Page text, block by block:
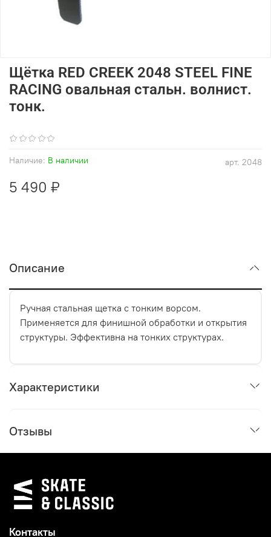
арт. 2048
Наличие: В наличии
Щётка RED CREEK 2048 STEEL FINE
RACING овальная стальн. волнист.
тонк.
5 490 ₽
Описание
Ручная стальная щетка с тонким ворсом.
Применяется для финишной обработки и открытия
структуры. Эффективна на тонких структурах.
Характеристики
Отзывы
Контакты